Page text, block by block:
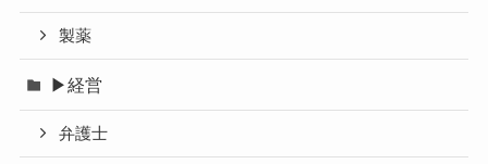
製薬
▶経営
弁護士